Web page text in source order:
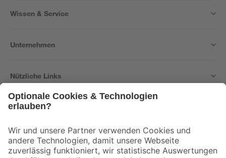
Wissen & Service
Unternehmen
Nützliche Links
Der toom Newsletter: Keine Angebote und Aktionen mehr verpassen!
Zur Newsletter Anmeldung